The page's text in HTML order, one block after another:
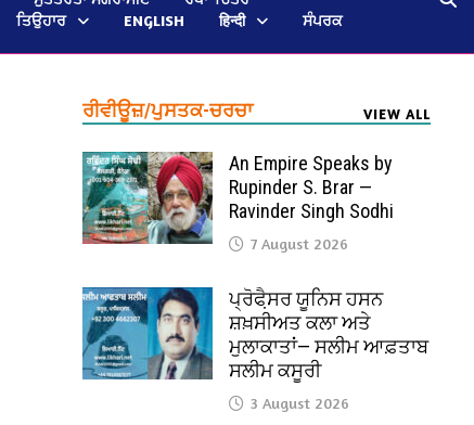
ਤਿਉਹਾਰ ENGLISH हिन्दी
ਸੰਪਰਕ
ਰੀਵੀਊਜ਼/ਪੁਸਤਕ-ਚਰਚਾ VIEW ALL
An Empire Speaks by
Rupinder S. Brar —
Ravinder Singh Sodhi
7 August 2026
ਪ੍ਰੋਫੈ਼ਸਰ ਯੂਨਿਸ ਹਸਨ
ਸ਼ਖ਼ਸੀਅਤ ਕਲਾ ਅਤੇ
ਮੁਲਾਕਾਤਾਂ— ਸਲੀਮ ਆਫ਼ਤਾਬ
ਸਲੀਮ ਕਸੂਰੀ
3 August 2026